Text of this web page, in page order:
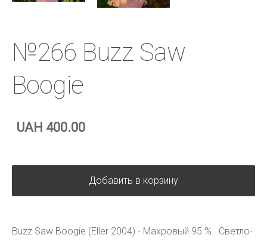
№266 Buzz Saw
Boogie
UAH 400.00
Добавить в корзину
Buzz Saw Boogie (Eller 2004) - Махровый 95 %. .Светло-